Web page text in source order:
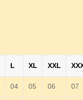
L XL XXL
04 05 06 07